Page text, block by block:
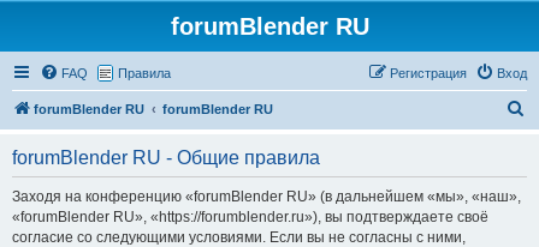
forumBlender RU
FAQ Правила Вход
Регистрация
forumBlender RU forumBlender RU
forumBlender RU - Общие правила
Заходя на конференцию «forumBlender RU» (в дальнейшем «мы», «наш»,
«forumBlender RU», «https://forumblender.ru»), вы подтверждаете своё
согласие со следующими условиями. Если вы не согласны с ними,